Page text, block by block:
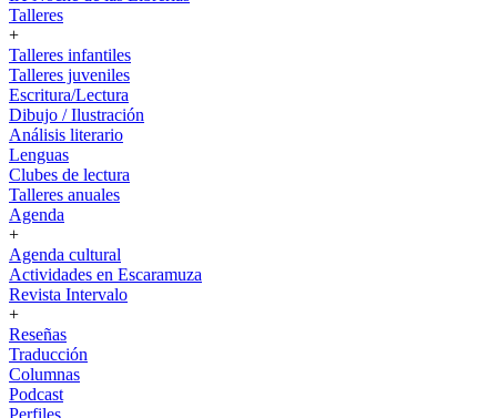
Talleres
+
Talleres infantiles
Talleres juveniles
Escritura/Lectura
Dibujo / Ilustración
Análisis literario
Lenguas
Clubes de lectura
Talleres anuales
Agenda
+
Agenda cultural
Actividades en Escaramuza
Revista Intervalo
+
Reseñas
Traducción
Columnas
Podcast
Perfiles